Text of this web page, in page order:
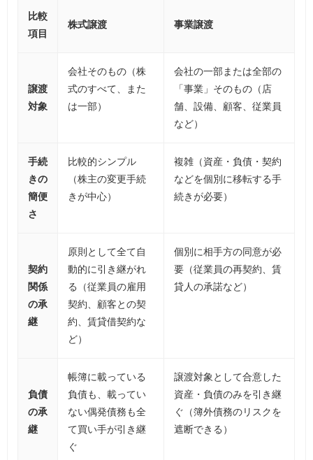
比較
項目
株式譲渡 事業譲渡
譲渡
対象
会社そのもの（株
式のすべて、また
は一部）
会社の一部または全部の
「事業」そのもの（店
舗、設備、顧客、従業員
など）
手続
きの
簡便
さ
比較的シンプル
（株主の変更手続
きが中心）
複雑（資産・負債・契約
などを個別に移転する手
続きが必要）
契約
関係
の承
継
原則として全て自
動的に引き継がれ
る（従業員の雇用
契約、顧客との契
約、賃貸借契約な
ど）
個別に相手方の同意が必
要（従業員の再契約、賃
貸人の承諾など）
負債
の承
継
帳簿に載っている
負債も、載ってい
ない偶発債務も全
て買い手が引き継
ぐ
譲渡対象として合意した
資産・負債のみを引き継
ぐ（簿外債務のリスクを
遮断できる）